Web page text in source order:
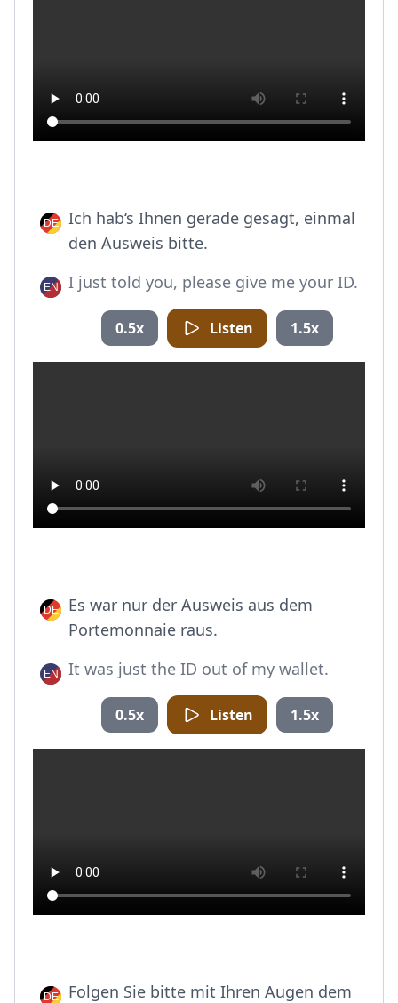
Ich hab‘s Ihnen gerade gesagt, einmal
den Ausweis bitte.
I just told you, please give me your ID.
0.5x Listen 1.5x
Es war nur der Ausweis aus dem
Portemonnaie raus.
It was just the ID out of my wallet.
0.5x Listen 1.5x
Folgen Sie bitte mit Ihren Augen dem